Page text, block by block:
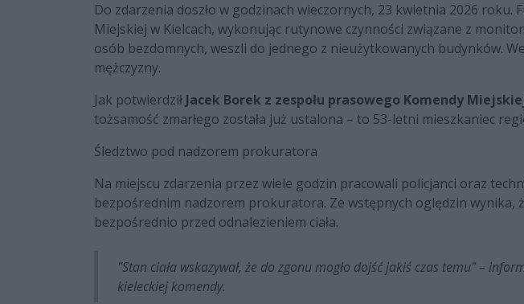
Do zdarzenia doszło w godzinach wieczornych, 23 kwietnia 2026 roku.
Miejskiej w Kielcach, wykonując rutynowe czynności związane z
osób bezdomnych, weszli do jednego z nieużytkowanych budynków.
mężczyzny.
Jak potwierdził Jacek Borek z zespołu prasowego Komendy
tożsamość zmarłego została już ustalona – to 53-letni mieszkaniec
Śledztwo pod nadzorem prokuratora
Na miejscu zdarzenia przez wiele godzin pracowali policjanci oraz
bezpośrednim nadzorem prokuratora. Ze wstępnych oględzin wynika,
bezpośrednio przed odnalezieniem ciała.
"Stan ciała wskazywał, że do zgonu mogło dojść jakiś czas temu" –
kieleckiej komendy.